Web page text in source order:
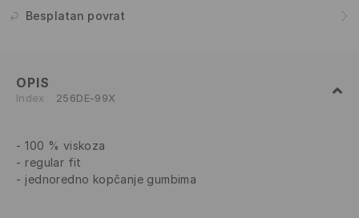
Besplatan povrat
OPIS
Index 256DE-99X
100 % viskoza
regular fit
jednoredno kopčanje gumbima